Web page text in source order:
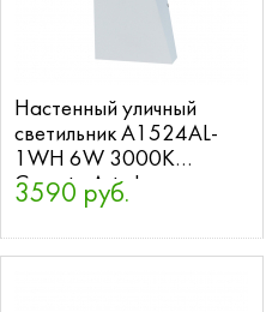
Настенный уличный
светильник A1524AL-
1WH 6W 3000K
Cometa Arte Lamp
3590 руб.